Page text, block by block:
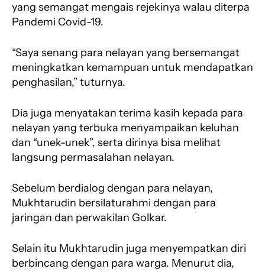
yang semangat mengais rejekinya walau diterpa
Pandemi Covid-19.
“Saya senang para nelayan yang bersemangat
meningkatkan kemampuan untuk mendapatkan
penghasilan,” tuturnya.
Dia juga menyatakan terima kasih kepada para
nelayan yang terbuka menyampaikan keluhan
dan “unek-unek”, serta dirinya bisa melihat
langsung permasalahan nelayan.
Sebelum berdialog dengan para nelayan,
Mukhtarudin bersilaturahmi dengan para
jaringan dan perwakilan Golkar.
Selain itu Mukhtarudin juga menyempatkan diri
berbincang dengan para warga. Menurut dia,